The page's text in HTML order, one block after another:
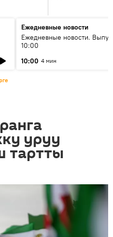
Ежедневные новости
Ежедневные новости.
10:00
10:00 4 мин
уруу
тартты